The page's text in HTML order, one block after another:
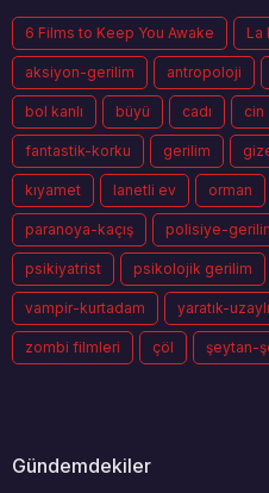
6 Films to Keep You Awake La
aksiyon-gerilim antropoloji
bol kanlı büyü cadı cin
fantastik-korku gerilim
kıyamet lanetli ev orman
paranoya-kaçış polisiye-
psikiyatrist psikolojik gerilim
vampir-kurtadam yaratık-uzaylı
zombi filmleri çöl şeytan-
Gündemdekiler